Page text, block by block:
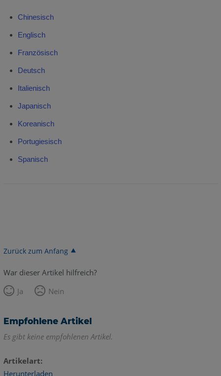
Chinesisch
Englisch
Französisch
Deutsch
Italienisch
Japanisch
Koreanisch
Portugiesisch
Spanisch
Zurück zum Anfang
War dieser Artikel hilfreich?
Ja
Nein
Empfohlene Artikel
Es gibt keine empfohlenen Artikel.
Artikelart
Herunterladen